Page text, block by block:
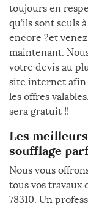
toujours en
qu’ils sont seuls
encore ?et
maintenant.
votre devis au
site internet afin
les offres
sera gratuit !!
Les
soufflage
Nous vous
tous vos travaux
78310. Un